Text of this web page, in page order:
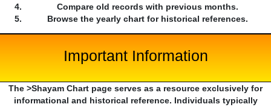
Compare old records with previous months.
Browse the yearly chart for historical references.
Important Information
The >Shayam Chart page serves as a resource exclusively for
informational and historical reference. Individuals typically